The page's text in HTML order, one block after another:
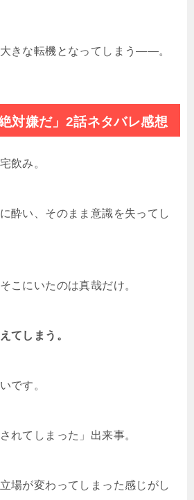
きな転機となってしまう――。
対嫌だ」2話ネタバレ感想
飲み。
酔い、そのまま意識を失ってし
こにいたのは真哉だけ。
てしまう。
です。
れてしまった」出来事。
場が変わってしまった感じがし